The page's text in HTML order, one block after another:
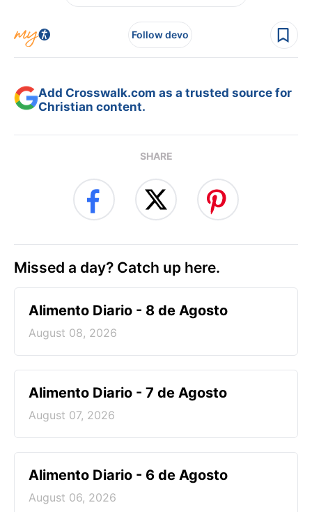
Follow devo
Add Crosswalk.com as a trusted source for
Christian content.
SHARE
Missed a day? Catch up here.
Alimento Diario - 8 de Agosto
August 08, 2026
Alimento Diario - 7 de Agosto
August 07, 2026
Alimento Diario - 6 de Agosto
August 06, 2026